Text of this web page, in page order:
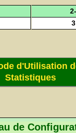
d'Utilisation
Statistiques
de